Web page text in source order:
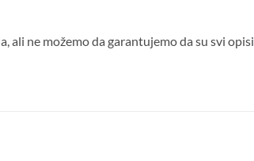
ali ne možemo da garantujemo da su svi opisi